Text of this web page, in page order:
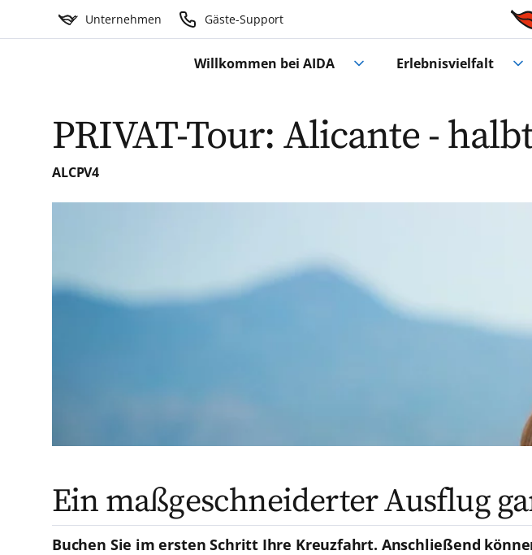
Unternehmen Gäste-Support
Willkommen bei AIDA Erlebnisvielfalt
PRIVAT-Tour: Alicante -
ALCPV4
Ein maßgeschneiderter Ausflug
Buchen Sie im ersten Schritt Ihre Kreuzfahrt. Anschließend